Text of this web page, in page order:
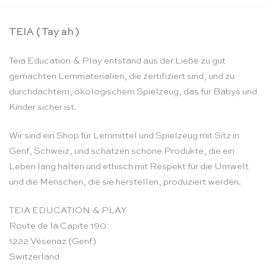
TEIA ( Tay ah )
Teia Education & Play entstand aus der Liebe zu gut
gemachten Lernmaterialien, die zertifiziert sind, und zu
durchdachtem, ökologischem Spielzeug, das für Babys und
Kinder sicher ist.
Wir sind ein Shop für Lernmittel und Spielzeug mit Sitz in
Genf, Schweiz, und schätzen schöne Produkte, die ein
Leben lang halten und ethisch mit Respekt für die Umwelt
und die Menschen, die sie herstellen, produziert werden.
TEIA EDUCATION & PLAY
Route de la Capite 190
1222 Vésenaz (Genf)
Switzerland